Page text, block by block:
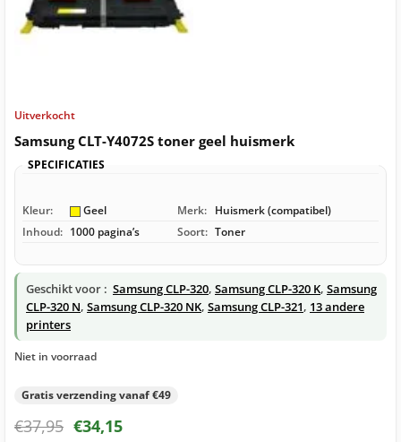
Uitverkocht
Samsung CLT-Y4072S toner geel huismerk
SPECIFICATIES
Kleur: Geel Merk: Huismerk (compatibel)
Inhoud: 1000 pagina’s Soort: Toner
Geschikt voor : Samsung CLP-320, Samsung CLP-320 K, Samsung
CLP-320 N, Samsung CLP-320 NK, Samsung CLP-321, 13 andere
printers
Niet in voorraad
Gratis verzending vanaf €49
€37,95 €34,15